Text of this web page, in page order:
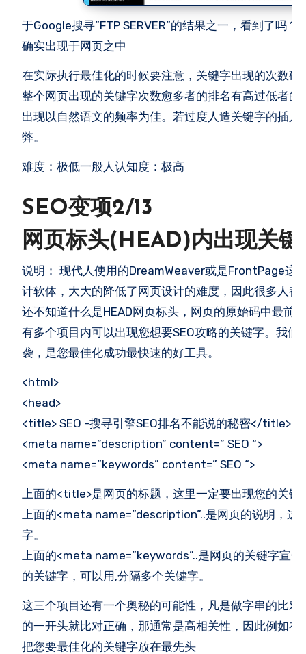
于Google搜寻”FTP SERVER”的结果之一，看到了吗？
确实出现于网页之中
在实际执行最佳化的时候要注意，关键字出现的次数确
整个网页出现的关键字次数愈多者的排名有高过低者的
出现以自然语文的频率为佳。若过度人造关键字的插入
弊。
难度：极低一般人认知度：极高
SEO变项2/13
网页标头(HEAD)内出现关键
说明： 现代人使用的DreamWeaver或是FrontPage这
计软体，大大的降低了网页设计的难度，因此很多人都
还不知道什么是HEAD网页标头，网页的原始码中最前
有多个项目内可以出现您想要SEO攻略的关键字。我们
袭，是您最佳化成功最快速的好工具。
<html>
<head>
<title>SEO -搜寻引擎SEO排名不能说的秘密</title>
<meta name=”description” content=”SEO “>
<meta name=”keywords” content=”SEO “>
上面的<title>是网页的标题，这里一定要出现您的关键
上面的<meta name=”description”..是网页的说明，这
字。
上面的<meta name=”keywords”..是网页的关键字宣
的关键字，可以用,分隔多个关键字。
这三个项目还有一个奥秘的可能性，凡是做字串的比对
的一开头就比对正确，那通常是高相关性，因此例如
把您要最佳化的关键字放在最先头